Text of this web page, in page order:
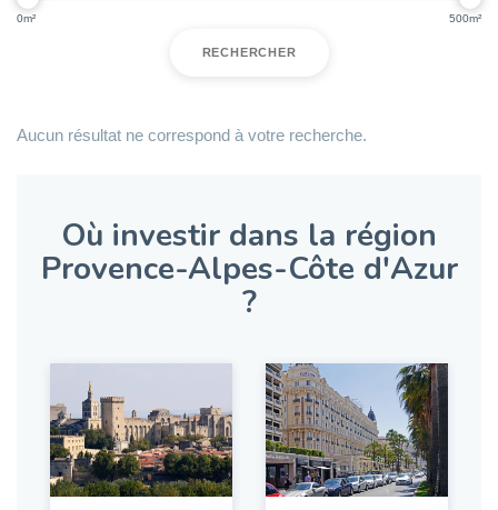
0 500
RECHERCHER
Aucun résultat ne correspond à votre recherche.
Où investir dans la région
Provence-Alpes-Côte d'Azur
?